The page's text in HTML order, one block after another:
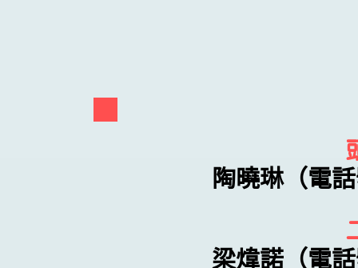
陶曉琳（電
梁煒諾（電